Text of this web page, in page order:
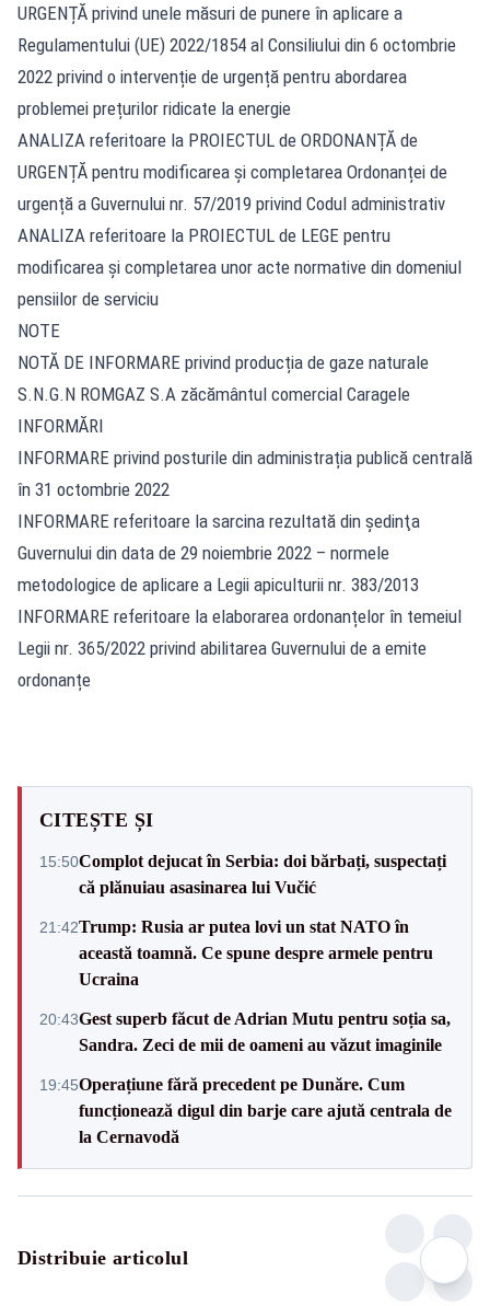
URGENȚĂ privind unele măsuri de punere în aplicare a
Regulamentului (UE) 2022/1854 al Consiliului din 6 octombrie
2022 privind o intervenție de urgență pentru abordarea
problemei prețurilor ridicate la energie
ANALIZA referitoare la PROIECTUL de ORDONANȚĂ de
URGENȚĂ pentru modificarea și completarea Ordonanței de
urgență a Guvernului nr. 57/2019 privind Codul administrativ
ANALIZA referitoare la PROIECTUL de LEGE pentru
modificarea și completarea unor acte normative din domeniul
pensiilor de serviciu
NOTE
NOTĂ DE INFORMARE privind producția de gaze naturale
S.N.G.N ROMGAZ S.A zăcământul comercial Caragele
INFORMĂRI
INFORMARE privind posturile din administrația publică centrală
în 31 octombrie 2022
INFORMARE referitoare la sarcina rezultată din şedinţa
Guvernului din data de 29 noiembrie 2022 – normele
metodologice de aplicare a Legii apiculturii nr. 383/2013
INFORMARE referitoare la elaborarea ordonanțelor în temeiul
Legii nr. 365/2022 privind abilitarea Guvernului de a emite
ordonanțe
CITEȘTE ȘI
15:50Complot dejucat în Serbia: doi bărbați, suspectați
că plănuiau asasinarea lui Vučić
21:42Trump: Rusia ar putea lovi un stat NATO în
această toamnă. Ce spune despre armele pentru
Ucraina
20:43Gest superb făcut de Adrian Mutu pentru soția sa,
Sandra. Zeci de mii de oameni au văzut imaginile
19:45Operațiune fără precedent pe Dunăre. Cum
funcționează digul din barje care ajută centrala de
la Cernavodă
Distribuie articolul